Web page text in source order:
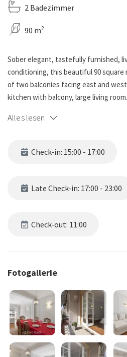
2 Badezimmer
90 m2
Sober elegant, tastefully furnished,
conditioning, this beautiful 90
of two balconies facing east and
kitchen with balcony, large living room.
promenade.
Alles lesen
Check-in: 15:00 - 17:00
Late Check-in: 17:00 - 23:00
Check-out: 11:00
Fotogallerie